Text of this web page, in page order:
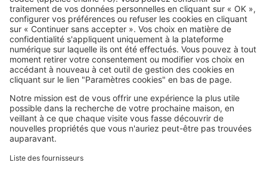
SeLoger c'est aussi
Retrouvez-nous sur ...